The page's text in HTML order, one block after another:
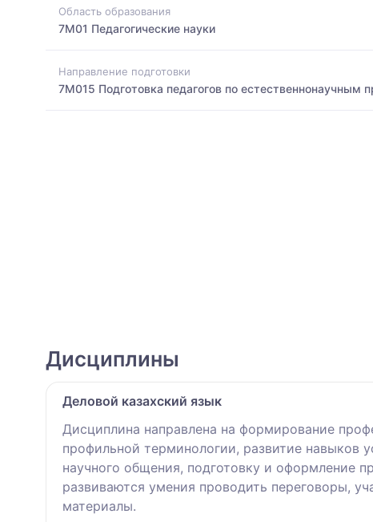
Область образования
7M01 Педагогические науки
Направление подготовки
7M015 Подготовка педагогов по естественнонаучным
Дисциплины
Деловой казахский язык
Дисциплина направлена на формирование
профильной терминологии, развитие навыков
научного общения, подготовку и оформление
развиваются умения проводить переговоры,
материалы.